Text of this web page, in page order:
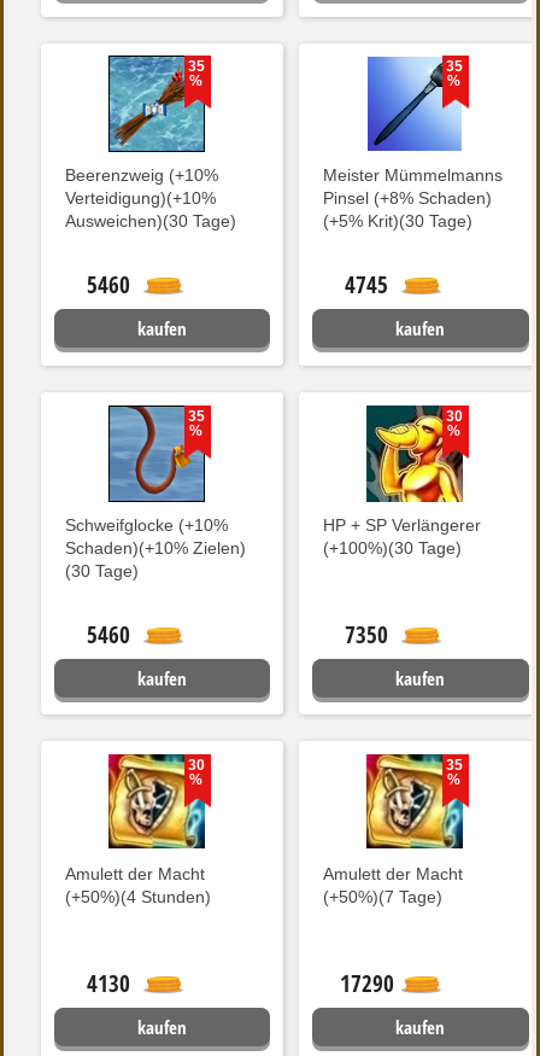
35
%
Beerenzweig (+10%
Verteidigung)(+10%
Ausweichen)(30 Tage)
5460
kaufen
35
%
Meister Mümmelmanns
Pinsel (+8% Schaden)
(+5% Krit)(30 Tage)
4745
kaufen
35
%
Schweifglocke (+10%
Schaden)(+10% Zielen)
(30 Tage)
5460
kaufen
30
%
HP + SP Verlängerer
(+100%)(30 Tage)
7350
kaufen
30
%
Amulett der Macht
(+50%)(4 Stunden)
4130
kaufen
35
%
Amulett der Macht
(+50%)(7 Tage)
17290
kaufen